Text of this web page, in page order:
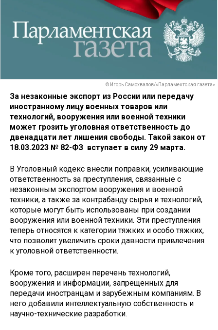
© Игорь Самохвалов/«Парламентская газета»
За незаконные экспорт из России или передачу
иностранному лицу военных товаров или
технологий, вооружения или военной техники
может грозить уголовная ответственность до
двенадцати лет лишения свободы. Такой закон от
18.03.2023 № 82-ФЗ вступает в силу 29 марта.
В Уголовный кодекс внесли поправки, усиливающие
ответственность за преступления, связанные с
незаконным экспортом вооружения и военной
техники, а также за контрабанду сырья и технологий,
которые могут быть использованы при создании
вооружения или военной техники. Эти преступления
теперь относятся к категории тяжких и особо тяжких,
что позволит увеличить сроки давности привлечения
к уголовной ответственности.
Кроме того, расширен перечень технологий,
вооружения и информации, запрещенных для
передачи иностранцам и зарубежным компаниям. В
него добавили интеллектуальную собственность и
научно-технические разработки.